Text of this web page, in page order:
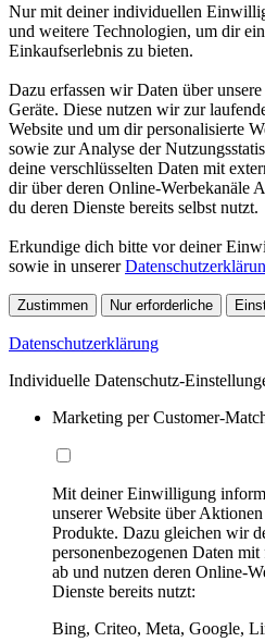
Nur mit deiner individuellen
und weitere Technologien, um dir
Einkaufserlebnis zu bieten.
Dazu erfassen wir Daten über
Geräte. Diese nutzen wir zur
Website und um dir personalisierte
sowie zur Analyse der
deine verschlüsselten Daten mit
dir über deren Online-Werbekanäle
du deren Dienste bereits selbst nutzt.
Erkundige dich bitte vor deiner
sowie in unserer
Zustimmen Nur erforderliche
Datenschutzerklärung
Individuelle Datenschutz-
Marketing per Customer-
Mit deiner Einwilligung
unserer Website über
Produkte. Dazu gleichen wir
personenbezogenen Daten
ab und nutzen deren Online-
Dienste bereits nutzt:
Bing, Criteo, Meta, Google,